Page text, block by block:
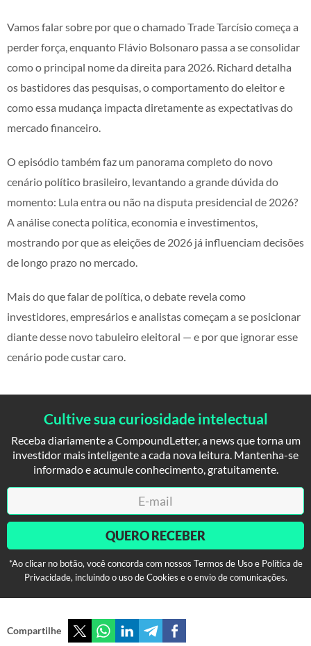
Vamos falar sobre por que o chamado Trade Tarcísio começa a
perder força, enquanto Flávio Bolsonaro passa a se consolidar
como o principal nome da direita para 2026. Richard detalha
os bastidores das pesquisas, o comportamento do eleitor e
como essa mudança impacta diretamente as expectativas do
mercado financeiro.
O episódio também faz um panorama completo do novo
cenário político brasileiro, levantando a grande dúvida do
momento: Lula entra ou não na disputa presidencial de 2026?
A análise conecta política, economia e investimentos,
mostrando por que as eleições de 2026 já influenciam decisões
de longo prazo no mercado.
Mais do que falar de política, o debate revela como
investidores, empresários e analistas começam a se posicionar
diante desse novo tabuleiro eleitoral — e por que ignorar esse
cenário pode custar caro.
Cultive sua curiosidade intelectual
Receba diariamente a CompoundLetter, a news que torna um
investidor mais inteligente a cada nova leitura. Mantenha-se
informado e acumule conhecimento, gratuitamente.
QUERO RECEBER
*Ao clicar no botão, você concorda com nossos Termos de Uso e Política de
Privacidade, incluindo o uso de Cookies e o envio de comunicações.
Compartilhe